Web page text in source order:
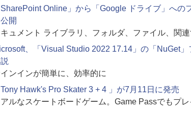
SharePoint Online」から「Google ドライブ」への
開
キュメント ライブラリ、フォルダ、ファイル、関
、「Visual Studio 2022 17.14」の「NuGet
ンインが簡単に、効率的に
Tony Hawk's Pro Skater 3 + 4 」が7月11日に発売
アルなスケートボードゲーム。Game Passでもプ